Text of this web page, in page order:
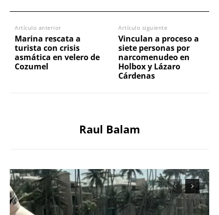
Artículo anterior
Marina rescata a
turista con crisis
asmática en velero de
Cozumel
Artículo siguiente
Vinculan a proceso a
siete personas por
narcomenudeo en
Holbox y Lázaro
Cárdenas
Raul Balam